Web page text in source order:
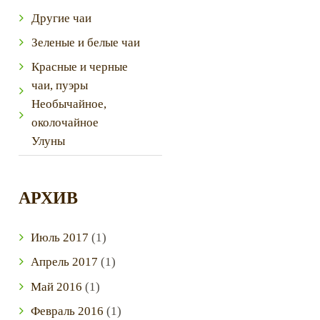
Другие чаи
Зеленые и белые чаи
Красные и черные
чаи, пуэры
Необычайное,
околочайное
Улуны
АРХИВ
Июль 2017 (1)
Апрель 2017 (1)
Май 2016 (1)
Февраль 2016 (1)